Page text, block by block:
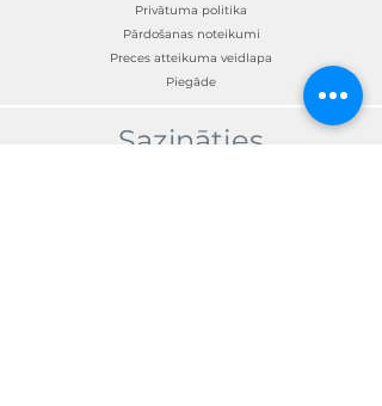
Privātuma politika
Pārdošanas noteikumi
Preces atteikuma veidlapa
Piegāde
Sazināties